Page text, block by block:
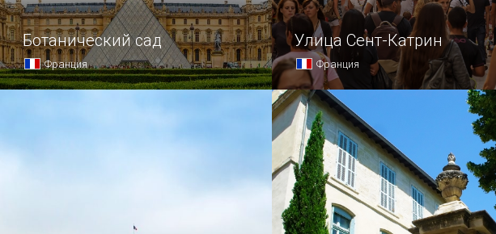
Ботанический сад
Франция
Улица Сент-Катрин
Франция
Одна из самых длинных улиц
в Европе (1250 м) и одновременно
с этим — главная площадка для
покупок в городе Бордо — улица
Сент-Катрин — соединяет две
площади: Комедии и Победы.